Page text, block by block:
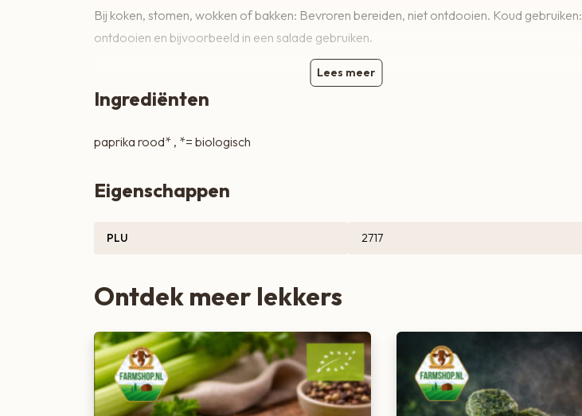
Bij koken, stomen, wokken of bakken: Bevroren bereiden, niet ontdooien. Koud gebruiken:
ontdooien en bijvoorbeeld in een salade gebruiken.
Lees meer
Ingrediënten
paprika rood* , *= biologisch
Eigenschappen
PLU 2717
Ontdek meer lekkers